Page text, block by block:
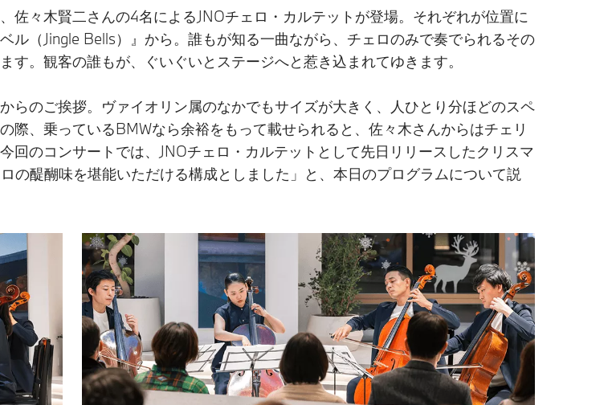
佐々木賢二さんの4名によるJNOチェロ・カルテットが登場。それぞれが位置に
ル（Jingle Bells）』から。誰もが知る一曲ながら、チェロのみで奏でられるその
。観客の誰もが、ぐいぐいとステージへと惹き込まれてゆきます。
らのご挨拶。ヴァイオリン属のなかでもサイズが大きく、人ひとり分ほどのスペ
際、乗っているBMWなら余裕をもって載せられると、佐々木さんからはチェリ
回のコンサートでは、JNOチェロ・カルテットとして先日リリースしたクリスマ
の醍醐味を堪能いただける構成としました」と、本日のプログラムについて説